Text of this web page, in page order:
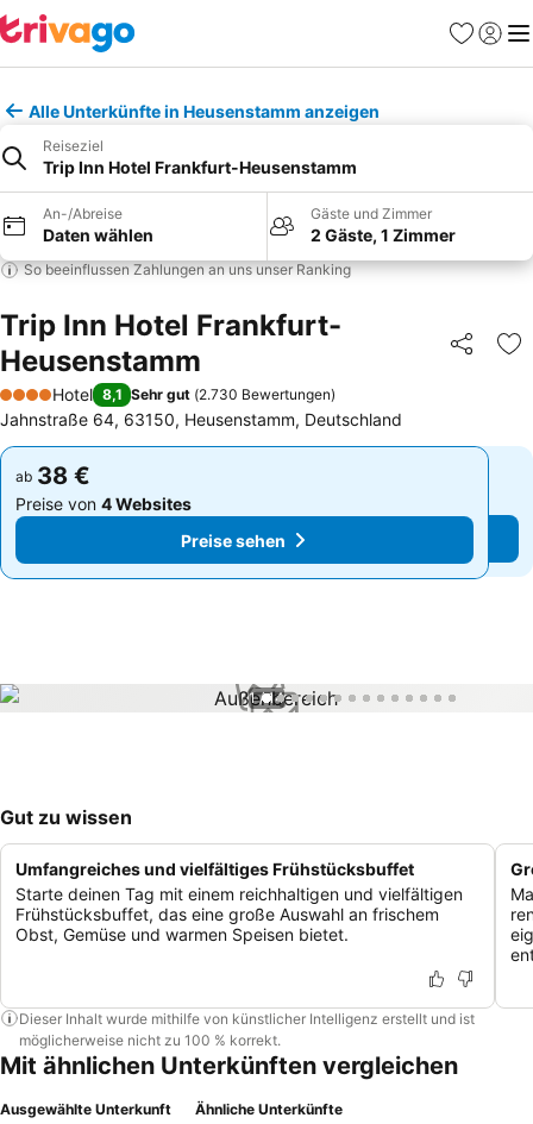
Favoriten
Alle Unterkünfte in Heusenstamm anzeigen
Reiseziel
Trip Inn Hotel Frankfurt-Heusenstamm
An-/Abreise
Daten wählen
Gäste und Zimmer
2 Gäste, 1 Zimmer
So beeinflussen Zahlungen an uns unser Ranking
Trip Inn Hotel Frankfurt-
Heusenstamm
Teilen
4 Sterne
Hotel 8,1 Sehr gut (2.730 Bewertungen)
Jahnstraße 64, 63150, Heusenstamm, Deutschland
ab 38 €
Preise von 4 Websites
Preise sehen
ab 38 €
Preise von 4 Websites
Preise sehen
1 / 14
Gut zu wissen
Umfangreiches und vielfältiges Frühstücksbuffet
Starte deinen Tag mit einem reichhaltigen und vielfältigen
Frühstücksbuffet, das eine große Auswahl an frischem
Obst, Gemüse und warmen Speisen bietet.
Dieser Inhalt wurde mithilfe von künstlicher Intelligenz erstellt und ist
möglicherweise nicht zu 100 % korrekt.
Mit ähnlichen Unterkünften vergleichen
Ausgewählte Unterkunft Ähnliche Unterkünfte